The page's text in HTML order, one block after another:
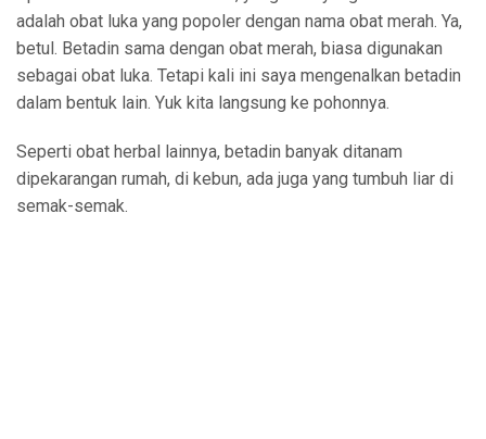
adalah obat luka yang popoler dengan nama obat merah. Ya,
betul. Betadin sama dengan obat merah, biasa digunakan
sebagai obat luka. Tetapi kali ini saya mengenalkan betadin
dalam bentuk lain. Yuk kita langsung ke pohonnya.
Seperti obat herbal lainnya, betadin banyak ditanam
dipekarangan rumah, di kebun, ada juga yang tumbuh liar di
semak-semak.